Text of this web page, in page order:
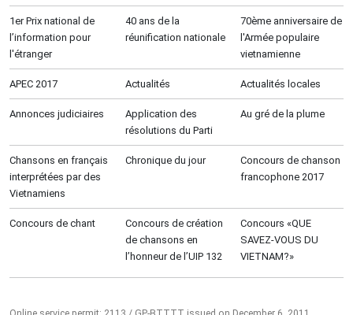
1er Prix national de
l’information pour
l'étranger
40 ans de la
réunification nationale
70ème anniversaire de
l'Armée populaire
vietnamienne
APEC 2017 Actualités Actualités locales
Annonces judiciaires
Application des
résolutions du Parti
Au gré de la plume
Chansons en français
interprétées par des
Vietnamiens
Chronique du jour
Concours de chanson
francophone 2017
Concours de chant
Concours de création
de chansons en
l’honneur de l’UIP 132
Concours «QUE
SAVEZ-VOUS DU
VIETNAM?»